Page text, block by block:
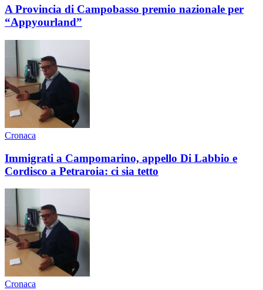
A Provincia di Campobasso premio nazionale per
“Appyourland”
Cronaca
Immigrati a Campomarino, appello Di Labbio e
Cordisco a Petraroia: ci sia tetto
Cronaca